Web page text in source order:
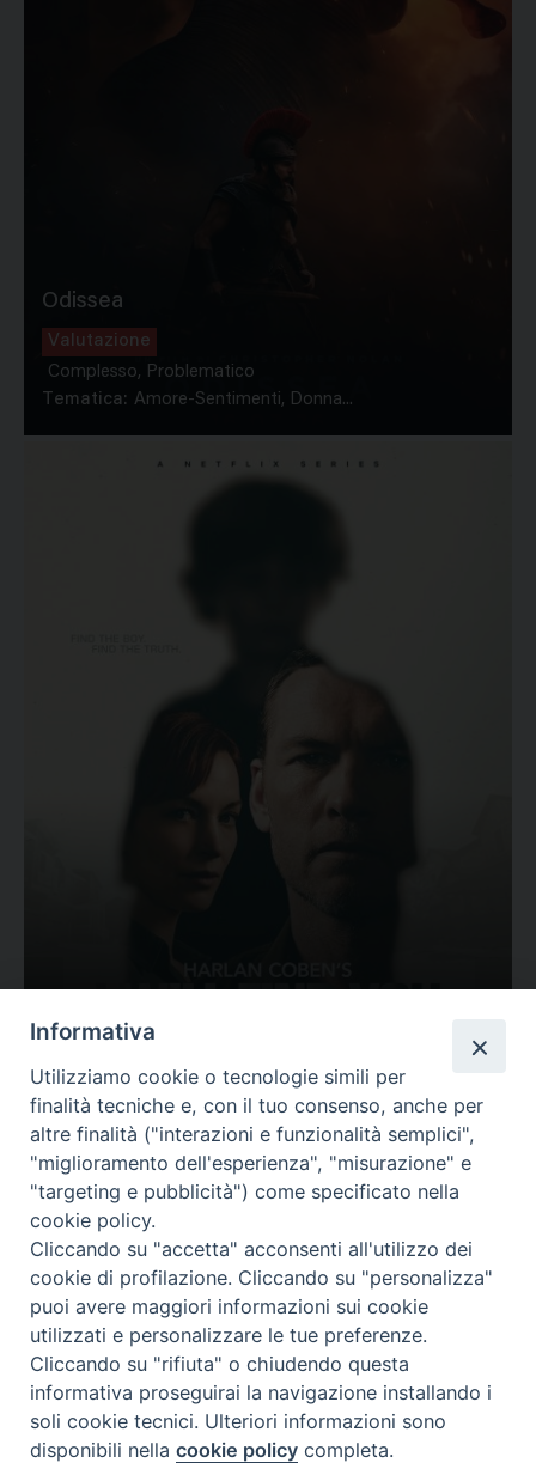
Odissea
Valutazione
Complesso, Problematico
Tematica: Amore-Sentimenti, Donna...
Valutazione
Complesso, Problematico
Tematica: Amore-Sentimenti, Carcere...
Contatti & Info
C.ne Aurelia, 50 – 00165 Roma
Contatti
Informativa
Utilizziamo cookie o tecnologie simili per
finalità tecniche e, con il tuo consenso, anche per
altre finalità ("interazioni e funzionalità semplici",
"miglioramento dell'esperienza", "misurazione" e
"targeting e pubblicità") come specificato nella
cookie policy.
Cliccando su "accetta" acconsenti all'utilizzo dei
cookie di profilazione. Cliccando su "personalizza"
puoi avere maggiori informazioni sui cookie
utilizzati e personalizzare le tue preferenze.
Cliccando su "rifiuta" o chiudendo questa
informativa proseguirai la navigazione installando i
soli cookie tecnici. Ulteriori informazioni sono
disponibili nellacookie policy completa.